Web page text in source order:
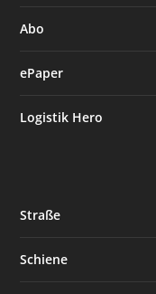
Abo
ePaper
Logistik Hero
Straße
Schiene